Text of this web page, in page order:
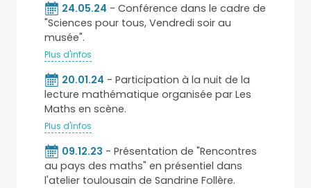
24.05.24 - Conférence dans le cadre de
"Sciences pour tous, Vendredi soir au
musée".
Plus d'infos
20.01.24 - Participation à la nuit de la
lecture mathématique organisée par Les
Maths en scène.
Plus d'infos
09.12.23 - Présentation de "Rencontres
au pays des maths" en présentiel dans
l'atelier toulousain de Sandrine Follère.